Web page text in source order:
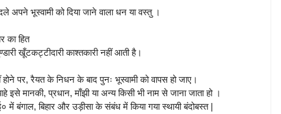
अपने भूस्वामी को दिया जाने वाला धन या वस्तु ।
का हित
खूँटकट्टीदारी काश्तकारी नहीं आती है।
होने पर, रैयत के निधन के बाद पुनः भूस्वामी को वापस हो जाए।
इसे मानकी, प्रधान, माँझी या अन्य किसी भी नाम से जाना जाता हो ।
बंगाल, बिहार और उड़ीसा के संबंध में किया गया स्थायी बंदोबस्त |